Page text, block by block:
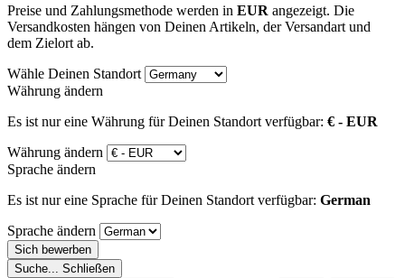
Preise und Zahlungsmethode werden in EUR angezeigt. Die
Versandkosten hängen von Deinen Artikeln, der Versandart und
dem Zielort ab.
Wähle Deinen Standort
Währung ändern
Es ist nur eine Währung für Deinen Standort verfügbar: € - EUR
Währung ändern
Sprache ändern
Es ist nur eine Sprache für Deinen Standort verfügbar: German
Sprache ändern
Sich bewerben
Suche...
Schließen